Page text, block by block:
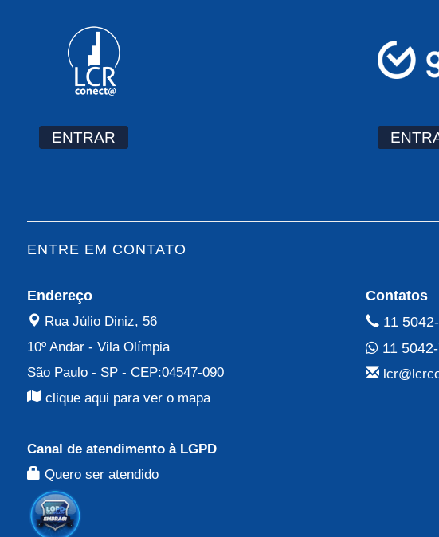
ENTRAR
ENTRE EM CONTATO
Endereço
Rua Júlio Diniz, 56
10º Andar- Vila Olímpia
São Paulo - SP- CEP:04547-090
clique aqui para ver o mapa
Canal de atendimento à LGPD
Quero ser atendido
Contatos
11
11